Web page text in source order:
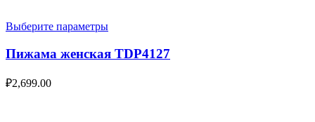
Выберите параметры
Пижама женская TDP4127
₽2,699.00